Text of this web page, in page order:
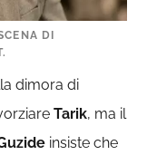
DI
dimora di
Tarik, ma il
insiste che